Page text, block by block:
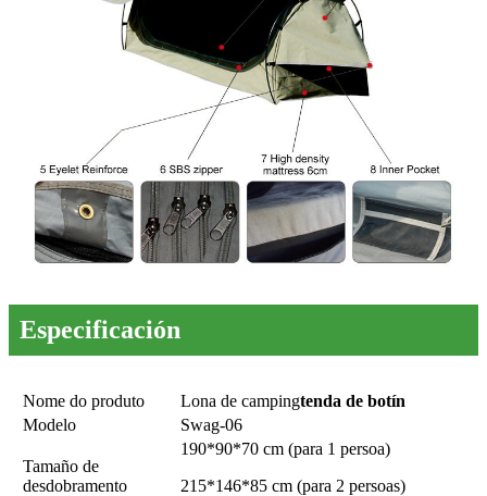
Especificación
Nome do produto Lona de campingtenda de botín
Modelo
Swag-06
Tamaño de
desdobramento
190*90*70 cm (para 1 persoa)
215*146*85 cm (para 2 persoas)